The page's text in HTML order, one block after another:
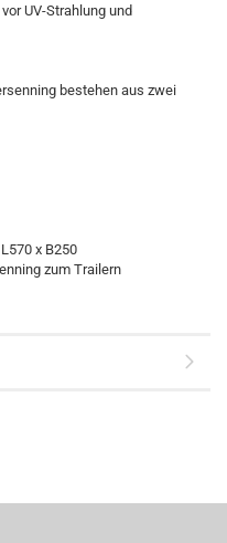
UV-Strahlung und
bestehen aus zwei
x B250
zum Trailern